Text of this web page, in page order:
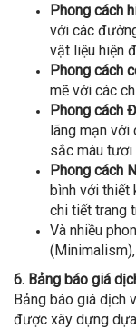
Phong cách
với các
vật liệu hiện
Phong cách
mẽ với các
Phong cách
lãng mạn với
sắc màu tươi
Phong cách
bình với thiết
chi tiết trang
Và nhiều
6. Bảng báo giá
Bảng báo giá dịch
được xây dựng